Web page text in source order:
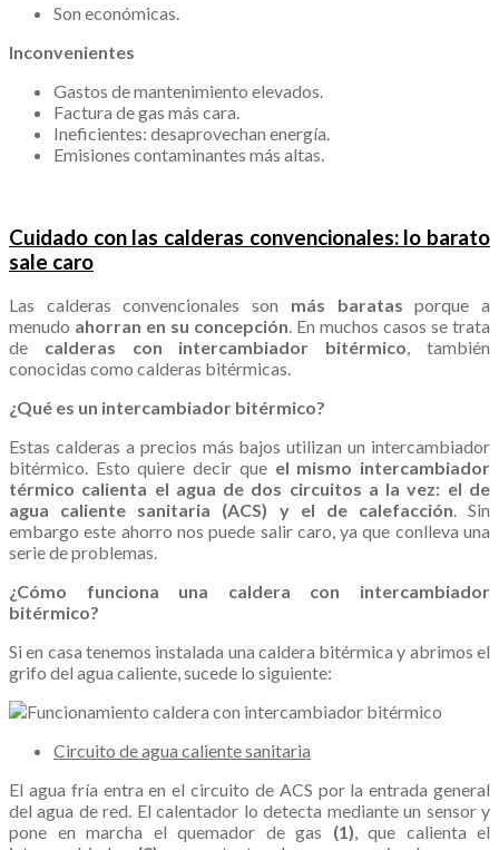
Son económicas.
Inconvenientes
Gastos de mantenimiento elevados.
Factura de gas más cara.
Ineficientes: desaprovechan energía.
Emisiones contaminantes más altas.
Cuidado con las calderas convencionales: lo barato
sale caro
Las calderas convencionales son más baratasporque a
menudo ahorran en su concepción. En muchos casos se trata
de calderas con intercambiador bitérmico, también
conocidas como calderas bitérmicas.
¿Qué es un intercambiador bitérmico?
Estas calderas a precios más bajos utilizan un intercambiador
bitérmico. Esto quiere decir queel mismo intercambiador
térmico calienta el agua de dos circuitos a la vez: el de
agua caliente sanitaria (ACS) y el de calefacción. Sin
embargo este ahorro nos puede salir caro, ya que conlleva una
serie de problemas.
¿Cómo funciona una caldera con intercambiador
bitérmico?
Si en casa tenemos instalada una caldera bitérmica y abrimos el
grifo del agua caliente, sucede lo siguiente:
Circuito de agua caliente sanitaria
El agua fría entra en el circuito de ACS por la entrada general
del agua de red. El calentador lo detecta mediante un sensor y
pone en marcha el quemador de gas (1), que calienta el